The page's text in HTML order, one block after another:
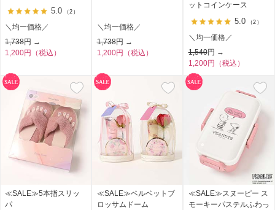
5.0 （2）
＼均一価格／
1,738円 →
1,200円（税込）
＼均一価格／
1,738円 →
1,200円（税込）
ットコインケース
5.0 （2）
＼均一価格／
1,540円 →
1,200円（税込）
≪SALE≫5本指スリッ
パ
≪SALE≫ベルベットブ
ロッサムドーム
≪SALE≫スヌーピー ス
モーキーパステルふわっ